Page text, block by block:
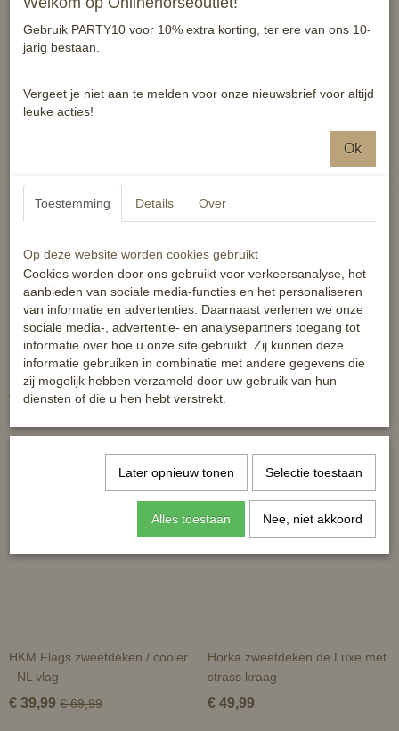
Reacties
Supreme fleecedeken
€ 33,95
HB Show zweetdeken Going To
Rio
€ 49,95
HKM Flags zweetdeken / cooler
- NL vlag
€ 39,99 € 69,99
Horka zweetdeken de Luxe met
strass kraag
€ 49,99
Gebruik PARTY10 voor 10% extra korting, ter ere van ons 10-
jarig bestaan.
Vergeet je niet aan te melden voor onze nieuwsbrief voor altijd
leuke acties!
Ok
Toestemming Details Over
Op deze website worden cookies gebruikt
Cookies worden door ons gebruikt voor verkeersanalyse, het
aanbieden van sociale media-functies en het personaliseren
van informatie en advertenties. Daarnaast verlenen we onze
sociale media-, advertentie- en analysepartners toegang tot
informatie over hoe u onze site gebruikt. Zij kunnen deze
informatie gebruiken in combinatie met andere gegevens die
zij mogelijk hebben verzameld door uw gebruik van hun
diensten of die u hen hebt verstrekt.
Later opnieuw tonen Selectie toestaan
Alles toestaan Nee, niet akkoord